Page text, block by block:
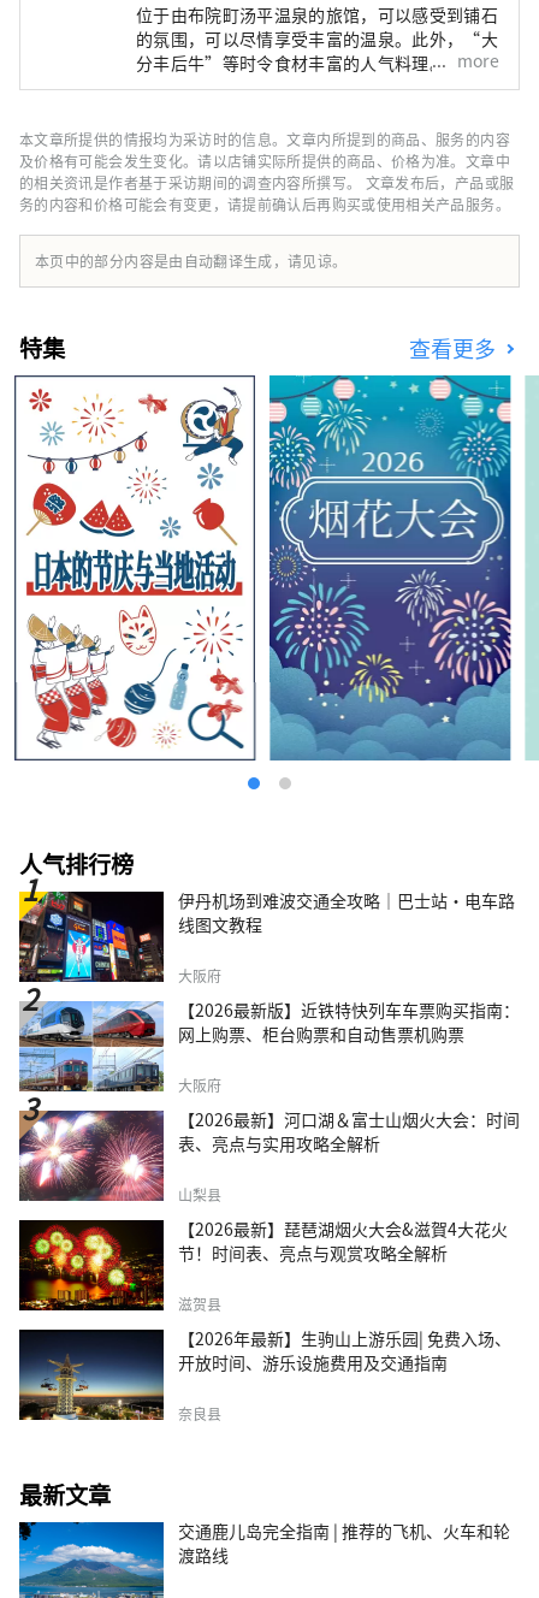
位于由布院町汤平温泉的旅馆，可以感受到铺石
的氛围，可以尽情享受丰富的温泉。此外，“大
分丰后牛”等时令食材丰富的人气料理。也被认
定为九州八十八温泉之一。
more
本文章所提供的情报均为采访时的信息。文章内所提到的商品、服务的内容
及价格有可能会发生变化。请以店铺实际所提供的商品、价格为准。文章中
的相关资讯是作者基于采访期间的调查内容所撰写。 文章发布后，产品或服
务的内容和价格可能会有变更，请提前确认后再购买或使用相关产品服务。
本页中的部分内容是由自动翻译生成，请见谅。
特集 查看更多
人气排行榜
伊丹机场到难波交通全攻略｜巴士站・电车路
线图文教程
大阪府
【2026最新版】近铁特快列车车票购买指南：
网上购票、柜台购票和自动售票机购票
大阪府
【2026最新】河口湖＆富士山烟火大会：时间
表、亮点与实用攻略全解析
山梨县
【2026最新】琵琶湖烟火大会&滋賀4大花火
节！时间表、亮点与观赏攻略全解析
滋贺县
【2026年最新】生驹山上游乐园| 免费入场、
开放时间、游乐设施费用及交通指南
奈良县
最新文章
交通鹿儿岛完全指南 | 推荐的飞机、火车和轮
渡路线